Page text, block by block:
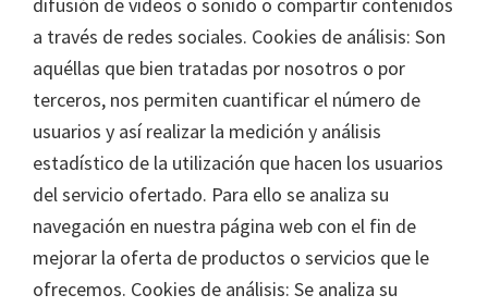
difusión de videos o sonido o compartir contenidos
a través de redes sociales. Cookies de análisis: Son
aquéllas que bien tratadas por nosotros o por
terceros, nos permiten cuantificar el número de
usuarios y así realizar la medición y análisis
estadístico de la utilización que hacen los usuarios
del servicio ofertado. Para ello se analiza su
navegación en nuestra página web con el fin de
mejorar la oferta de productos o servicios que le
ofrecemos. Cookies de análisis: Se analiza su